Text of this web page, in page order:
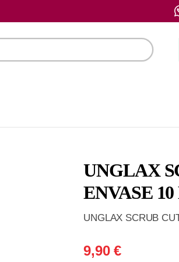
UNGLAX
ENVASE
UNGLAX SCRUB
9,90€